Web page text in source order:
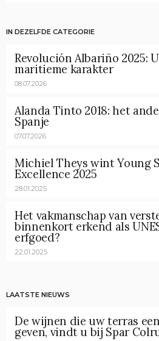
IN DEZELFDE CATEGORIE
Revolución Albariño 2025:
maritieme karakter
08.07.2026
Alanda Tinto 2018: het
Spanje
07.07.2026
Michiel Theys wint Young
Excellence 2025
28.01.2025
Het vakmanschap van
binnenkort erkend als
erfgoed?
22.01.2025
LAATSTE NIEUWS
De wijnen die uw terras
geven, vindt u bij Spar